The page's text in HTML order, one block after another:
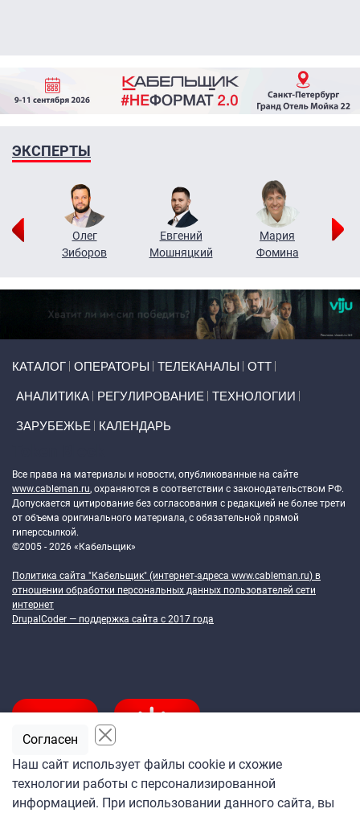
ЭКСПЕРТЫ
Олег
Зиборов
Евгений
Мошняцкий
Мария
Фомина
КАТАЛОГ ОПЕРАТОРЫ ТЕЛЕКАНАЛЫ ОТТ
АНАЛИТИКА РЕГУЛИРОВАНИЕ ТЕХНОЛОГИИ
ЗАРУБЕЖЬЕ КАЛЕНДАРЬ
Все права на материалы и новости, опубликованные на сайте
www.cableman.ru, охраняются в соответствии с законодательством РФ.
Допускается цитирование без согласования с редакцией не более трети
от объема оригинального материала, с обязательной прямой
гиперссылкой.
©2005 - 2026 «Кабельщик»
Политика сайта "Кабельщик" (интернет-адреса www.cableman.ru) в
отношении обработки персональных данных пользователей сети
интернет
DrupalCoder — поддержка сайта c 2017 года
Подпишитесь
Наш сайт использует файлы cookie и схожие
технологии работы с персонализированной
информацией. При использовании данного сайта, вы
Согласен